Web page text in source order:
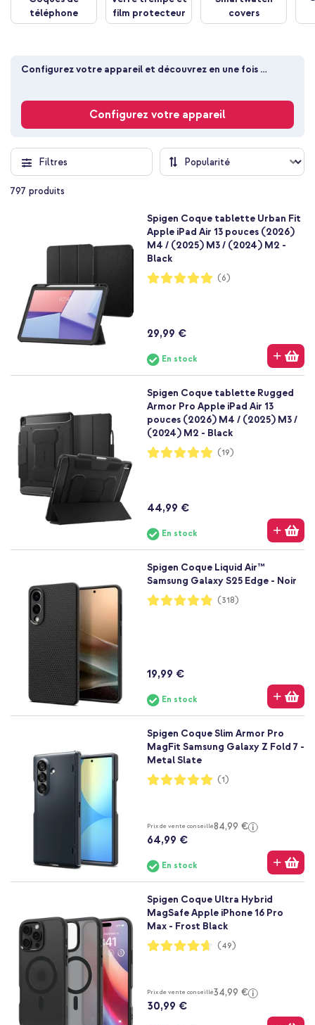
téléphone
film protecteur
covers
Configurez votre appareil et découvrez en une fois
Configurez votre appareil
Filtres
797 produits
Spigen Coque tablette Urban Fit
Apple iPad Air 13 pouces (2026)
M4 / (2025) M3 / (2024) M2 -
Black
Notation:
100%
(6)
29,99 €
En stock
Spigen Coque tablette Rugged
Armor Pro Apple iPad Air 13
pouces (2026) M4 / (2025) M3 /
(2024) M2 - Black
Notation:
98%
(19)
44,99 €
En stock
Spigen Coque Liquid Air™
Samsung Galaxy S25 Edge - Noir
Notation:
97%
(318)
19,99 €
En stock
Spigen Coque Slim Armor Pro
MagFit Samsung Galaxy Z Fold 7 -
Metal Slate
Notation:
100%
(1)
Prix de vente conseillé84,99 €
64,99 €
En stock
Spigen Coque Ultra Hybrid
MagSafe Apple iPhone 16 Pro
Max - Frost Black
Notation:
93%
(49)
Prix de vente conseillé34,99 €
30,99 €